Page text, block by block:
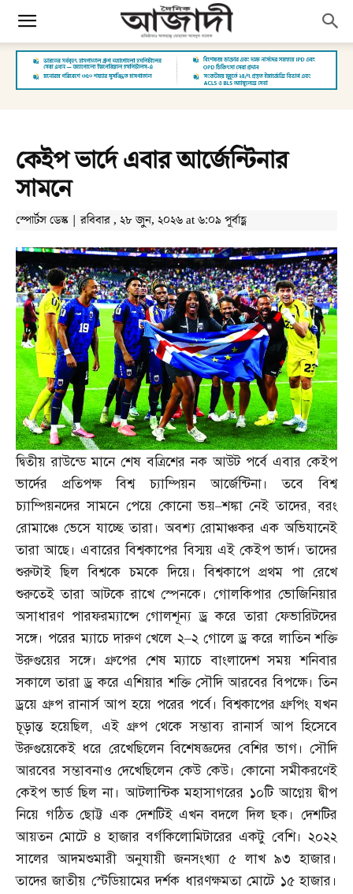
কেইপ ভার্দে এবার আর্জেন্টিনার
সামনে
স্পোর্টস ডেস্ক | রবিবার , ২৮ জুন, ২০২৬ at ৬:০৯ পূর্বাহ্ণ
দ্বিতীয় রাউন্ডে মানে শেষ বত্রিশের নক আউট পর্বে এবার কেইপ
ভার্দের প্রতিপক্ষ বিশ্ব চ্যাম্পিয়ন আর্জেন্টিনা। তবে বিশ্ব
চ্যাম্পিয়নদের সামনে পেয়ে কোনো ভয়–শঙ্কা নেই তাদের,বরং
রোমাঞ্চে ভেসে যাচ্ছে তারা। অবশ্য রোমাঞ্চকর এক অভিযানেই
তারা আছে। এবারের বিশ্বকাপের বিস্ময় এই কেইপ ভার্দ। তাদের
শুরুটাই ছিল বিশ্বকে চমকে দিয়ে। বিশ্বকাপে প্রথম পা রেখে
শুরুতেই তারা আটকে রাখে স্পেনকে। গোলকিপার ভোজিনিয়ার
অসাধারণ পারফরম্যান্সে গোলশূন্য ড্র করে তারা ফেভারিটদের
সঙ্গে। পরের ম্যাচে দারুণ খেলে ২–২ গোলে ড্র করে লাতিন শক্তি
উরুগুয়ের সঙ্গে। গ্রুপের শেষ ম্যাচে বাংলাদেশ সময় শনিবার
সকালে তারা ড্র করে এশিয়ার শক্তি সৌদি আরবের বিপক্ষে। তিন
ড্রয়ে গ্রুপ রানার্স আপ হয়ে পরের পর্বে। বিশ্বকাপের গ্রুপিং যখন
চূড়ান্ত হয়েছিল, এই গ্রুপ থেকে সম্ভাব্য রানার্স আপ হিসেবে
উরুগুয়েকেই ধরে রেখেছিলেন বিশেষজ্ঞদের বেশির ভাগ। সৌদি
আরবের সম্ভাবনাও দেখেছিলেন কেউ কেউ। কোনো সমীকরণেই
কেইপ ভার্ড ছিল না। আটলান্টিক মহাসাগরের ১০টি আগ্নেয় দ্বীপ
নিয়ে গঠিত ছোট্ট এক দেশটিই এখন বদলে দিল ছক। দেশটির
আয়তন মোটে ৪ হাজার বর্গকিলোমিটারের একটু বেশি। ২০২২
সালের আদমশুমারী অনুযায়ী জনসংখ্যা ৫ লাখ ৯৩ হাজার।
তাদের জাতীয় স্টেডিয়ামের দর্শক ধারণক্ষমতা মোটে ১৫ হাজার।